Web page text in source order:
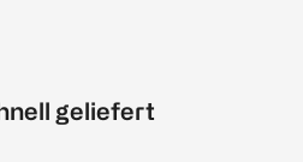
geliefert